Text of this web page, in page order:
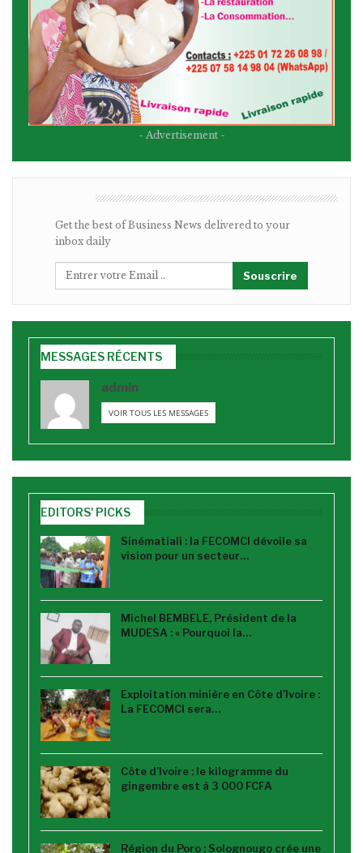
- Advertisement -
Get the best of Business News delivered to your
inbox daily
Souscrire
MESSAGES RÉCENTS
admin
VOIR TOUS LES MESSAGES
EDITORS' PICKS
Sinématiali : la FECOMCI dévoile sa
vision pour un secteur…
Michel BEMBELE, Président de la
MUDESA : « Pourquoi la…
Exploitation minière en Côte d’Ivoire :
La FECOMCI sera…
Côte d’Ivoire : le kilogramme du
gingembre est à 3 000 FCFA
Région du Poro : Solognougo crée une